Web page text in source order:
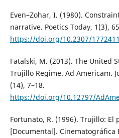
Even–Zohar, I. (1980).
narrative. Poetics Today, 1(3),
https://doi.org/10.2307/1772411
Fatalski, M. (2013). The United
Trujillo Regime. Ad Americam.
(14), 7–18.
https://doi.org/10.12797/
Fortunato, R. (1996). Trujillo:
[Documental]. Cinematográfica